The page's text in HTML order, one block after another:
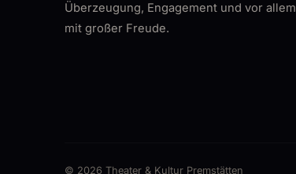
Überzeugung, Engagement und vor allem
mit großer Freude.
© 2026 Theater & Kultur Premstätten